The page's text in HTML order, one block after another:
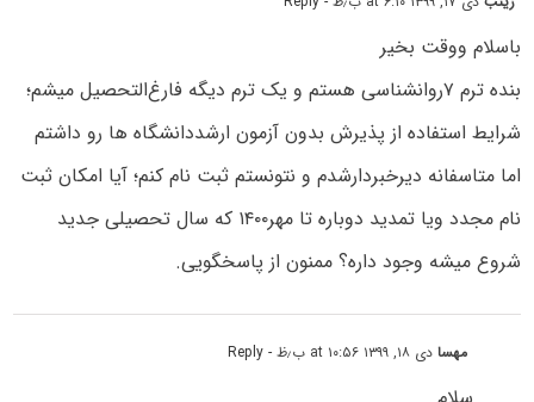
باسلام ووقت بخیر
بنده ترم ۷روانشناسی هستم و یک ترم دیگه فارغ‌التحصیل میشم؛
شرایط استفاده از پذیرش بدون آزمون ارشددانشگاه ها رو داشتم
اما متاسفانه دیرخبردارشدم و نتونستم ثبت نام کنم؛ آیا امکان ثبت
نام مجدد ویا تمدید دوباره تا مهر۱۴۰۰ که سال تحصیلی جدید
شروع میشه وجود داره؟ ممنون از پاسخگویی.
مهسادی ۱۸, ۱۳۹۹ at ۱۰:۵۶ ب٫ظ - Reply